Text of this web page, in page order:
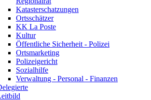
Katasterschatzungen
Ortsschätzer
KK La Poste
Kultur
Öffentliche Sicherheit - Polizei
Ortsmarketing
Polizeigericht
Sozialhilfe
Verwaltung - Personal - Finanzen